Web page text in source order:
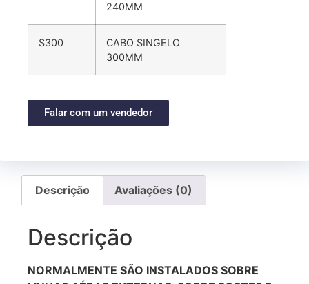
240MM
S300
CABO SINGELO
300MM
Falar com um vendedor
Descrição Avaliações (0)
Descrição
NORMALMENTE SÃO INSTALADOS SOBRE